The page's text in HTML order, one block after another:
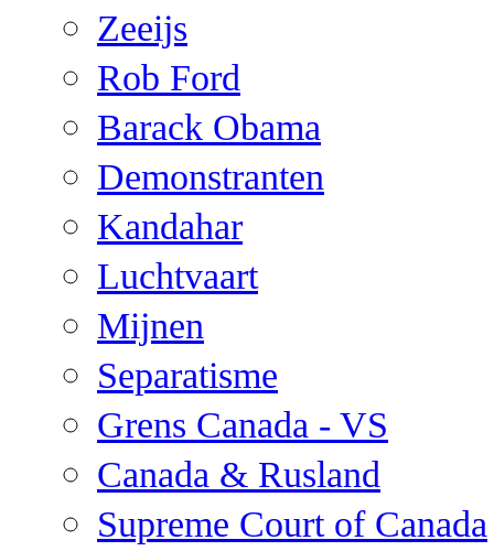
Zeeijs
Rob Ford
Barack Obama
Demonstranten
Kandahar
Luchtvaart
Mijnen
Separatisme
Grens Canada - VS
Canada & Rusland
Supreme Court of Canada